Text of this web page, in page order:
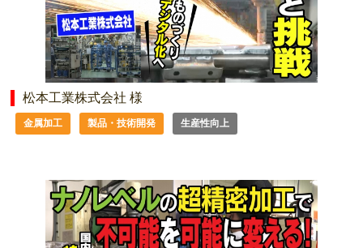
松本工業株式会社 様
金属加工 製品・技術開発 生産性向上